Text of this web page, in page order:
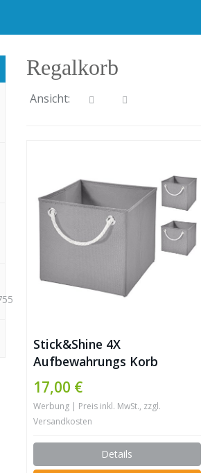
Regalkorb
Ansicht:
Stick&Shine 4X
Aufbewahrungs Korb
Hellgrau Faltbox 15 x 15 x
15 cm Regalkorb faltbar mit
Kordel
17,00 €
Werbung | Preis inkl. MwSt., zzgl.
Versandkosten
Details